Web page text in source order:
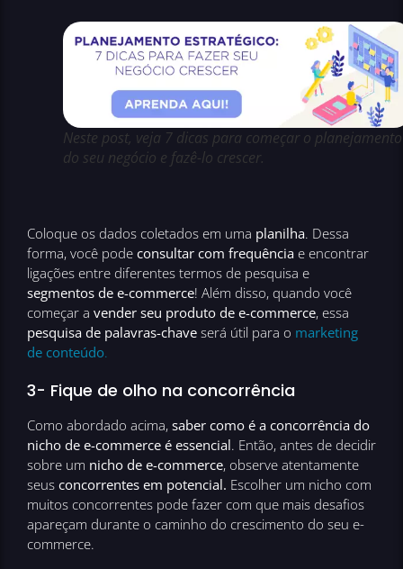
Neste post, veja 7 dicas para começar o planejamento
do seu negócio e fazê-lo crescer.
Coloque os dados coletados em uma planilha. Dessa
forma, você pode consultar com frequência e encontrar
ligações entre diferentes termos de pesquisa e
segmentos de e-commerce! Além disso, quando você
começar a vender seu produto de e-commerce, essa
pesquisa de palavras-chave será útil para o marketing
de conteúdo.
3- Fique de olho na concorrência
Como abordado acima, saber como é a concorrência do
nicho de e-commerce é essencial. Então, antes de decidir
sobre um nicho de e-commerce, observe atentamente
seus concorrentes em potencial. Escolher um nicho com
muitos concorrentes pode fazer com que mais desafios
apareçam durante o caminho do crescimento do seu e-
commerce.